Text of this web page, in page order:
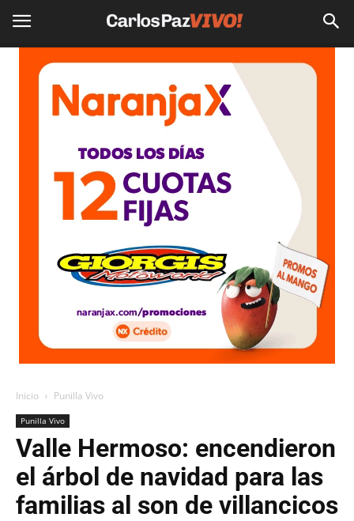
Inicio Punilla Vivo
Punilla Vivo
Valle Hermoso: encendieron
el árbol de navidad para las
familias al son de villancicos